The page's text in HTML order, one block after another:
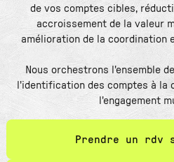
de vos comptes cibles,
accroissement de la valeur
amélioration de la coordination
Nous orchestrons l'ensemble
l'identification des comptes à la
l'engagement
Prendre un rdv